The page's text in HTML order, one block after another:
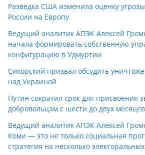
Разведка США изменила оценку
России на Европу
Ведущий аналитик АПЭК Алексей
начала формировать собственную
конфигурацию в Удмуртии
Сикорский призвал обсудить
над Украиной
Путин сократил срок для присвоения
добровольцам с шести до двух месяцев
Ведущий аналитик АПЭК Алексей
Коми — это не только социальная
стратегия на несколько